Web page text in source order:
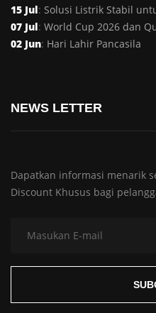
15 Jul: Solusi Listrik Stabil
07 Jul: World Cup 2026 dan
02 Jun: Hari Lahir Pancasila
NEWS LETTER
Dapatkan informasi menarik
Discount Khusus bagi